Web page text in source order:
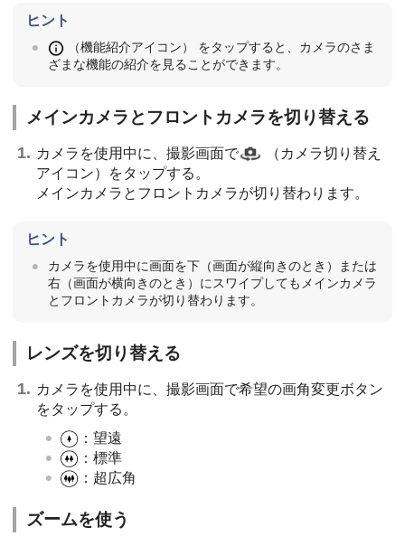
ヒント
（機能紹介アイコン） をタップすると、カメラのさま
ざまな機能の紹介を見ることができます。
メインカメラとフロントカメラを切り替える
カメラを使用中に、撮影画面で
（カメラ切り替え
アイコン）
をタップする。
メインカメラとフロントカメラが切り替わります。
ヒント
カメラを使用中に画面を下（画面が縦向きのとき）または
右（画面が横向きのとき）にスワイプしてもメインカメラ
とフロントカメラが切り替わります。
レンズを切り替える
カメラを使用中に、撮影画面で希望の画角変更ボタン
をタップする。
：望遠
：標準
：超広角
ズームを使う